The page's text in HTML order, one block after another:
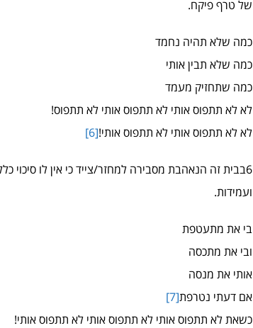
של טרף פיקח.
כמה שלא תהיה נחמד
כמה שלא תבין אותי
כמה שתחזיק מעמד
לא לא תתפוס אותי לא תתפוס אותי לא תתפוס!
לא לא תתפוס אותי לא תתפוס אותי![6]
6בבית זה הנאהבת מסבירה למחזר/צייד כי אין לו סיכוי
ועמידות.
בי את מתעטפת
ובי את מתכסה
אותי את מנסה
אם דעתי נטרפת[7]
כשאת לא תתפוס אותי לא תתפוס אותי לא תתפוס אותי!